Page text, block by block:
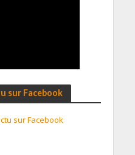
sur Facebook
sur Facebook